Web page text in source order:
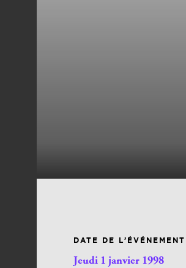
DATE DE L’ÉVÉNEMENT
Jeudi 1 janvier 1998